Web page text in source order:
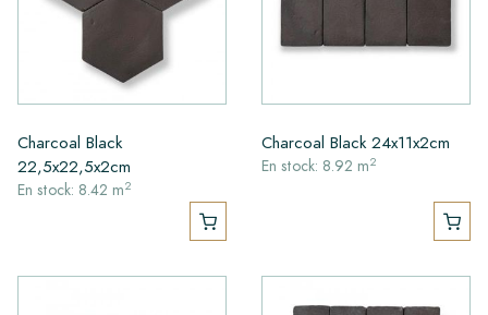
Charcoal Black
22,5x22,5x2cm
En stock: 8.42 m2
Charcoal Black 24x11x2cm
En stock: 8.92 m2